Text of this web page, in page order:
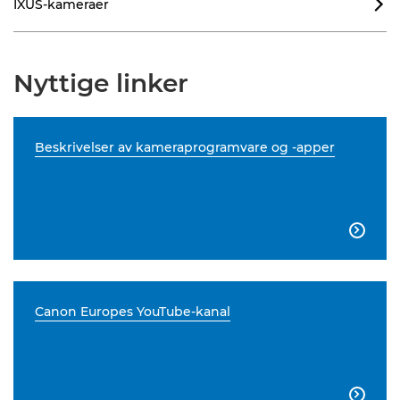
IXUS-kameraer 
Nyttige linker
Beskrivelser av kameraprogramvare og -apper

Canon Europes YouTube-kanal
